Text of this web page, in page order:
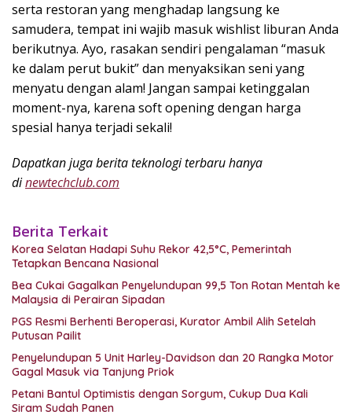
serta restoran yang menghadap langsung ke
samudera, tempat ini wajib masuk wishlist liburan Anda
berikutnya. Ayo, rasakan sendiri pengalaman “masuk
ke dalam perut bukit” dan menyaksikan seni yang
menyatu dengan alam! Jangan sampai ketinggalan
moment-nya, karena soft opening dengan harga
spesial hanya terjadi sekali!
Dapatkan juga berita teknologi terbaru hanya
dinewtechclub.com
Berita Terkait
Korea Selatan Hadapi Suhu Rekor 42,5°C, Pemerintah
Tetapkan Bencana Nasional
Bea Cukai Gagalkan Penyelundupan 99,5 Ton Rotan Mentah ke
Malaysia di Perairan Sipadan
PGS Resmi Berhenti Beroperasi, Kurator Ambil Alih Setelah
Putusan Pailit
Penyelundupan 5 Unit Harley-Davidson dan 20 Rangka Motor
Gagal Masuk via Tanjung Priok
Petani Bantul Optimistis dengan Sorgum, Cukup Dua Kali
Siram Sudah Panen